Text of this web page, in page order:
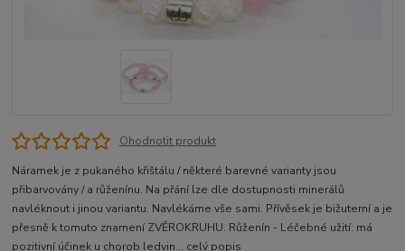
Ohodnotit produkt
Náramek je z pukaného křištálu / některé barevné varianty jsou
přibarvovány / a růženínu. Na přání lze dle dostupnosti minerálů
navléknout i jinou variantu. Navlékáme vše sami. Přívěsek je bižuterní a je
přesně k tomuto znamení ZVĚROKRUHU. Růženín - Léčebné užití: má
pozitivní účinek u chorob ledvin... celý popis